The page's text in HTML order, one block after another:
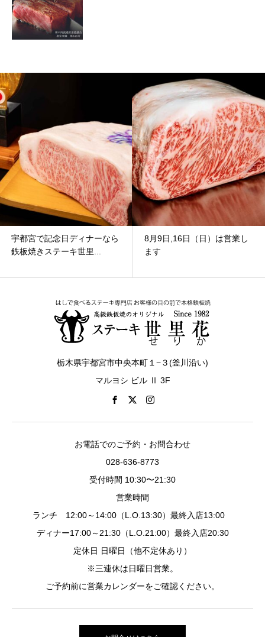
8月9日,16日（日）は営業し
ます
8月2日（日）～8月7日
（金）の間、メンテナン...
栃木県宇都宮市中央本町１−３(釜川沿い)
マルヨシ ビル Ⅱ 3F
お電話でのご予約・お問合わせ
028-636-8773
受付時間 10:30〜21:30
営業時間
ランチ 12:00～14:00（L.O.13:30）最終入店13:00
ディナー17:00～21:30（L.O.21:00）最終入店20:30
定休日 日曜日（他不定休あり）
※三連休は日曜日営業。
ご予約前に営業カレンダーをご確認ください。